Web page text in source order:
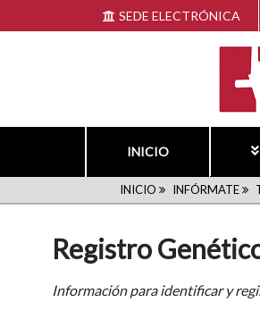
al
SEDE ELECTRÓNICA
INICIO
RUTA
DE
INICIO INFÓRMATE
Registro
Información para identificar y